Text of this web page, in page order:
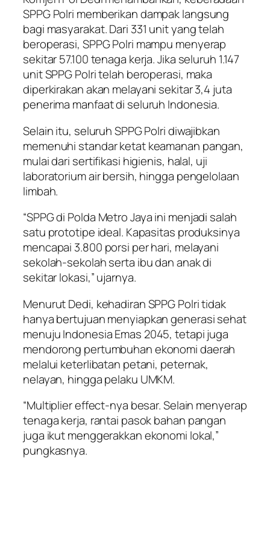
SPPG Polri memberikan dampak langsung
bagi masyarakat. Dari 331 unit yang telah
beroperasi, SPPG Polri mampu menyerap
sekitar 57.100 tenaga kerja. Jika seluruh 1.147
unit SPPG Polri telah beroperasi, maka
diperkirakan akan melayani sekitar 3,4 juta
penerima manfaat di seluruh Indonesia.
Selain itu, seluruh SPPG Polri diwajibkan
memenuhi standar ketat keamanan pangan,
mulai dari sertifikasi higienis, halal, uji
laboratorium air bersih, hingga pengelolaan
limbah.
“SPPG di Polda Metro Jaya ini menjadi salah
satu prototipe ideal. Kapasitas produksinya
mencapai 3.800 porsi per hari, melayani
sekolah-sekolah serta ibu dan anak di
sekitar lokasi,” ujarnya.
Menurut Dedi, kehadiran SPPG Polri tidak
hanya bertujuan menyiapkan generasi sehat
menuju Indonesia Emas 2045, tetapi juga
mendorong pertumbuhan ekonomi daerah
melalui keterlibatan petani, peternak,
nelayan, hingga pelaku UMKM.
“Multiplier effect-nya besar. Selain menyerap
tenaga kerja, rantai pasok bahan pangan
juga ikut menggerakkan ekonomi lokal,”
pungkasnya.